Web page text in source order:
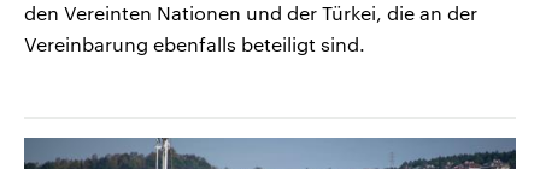
den Vereinten Nationen und der Türkei, die an der
Vereinbarung ebenfalls beteiligt sind.